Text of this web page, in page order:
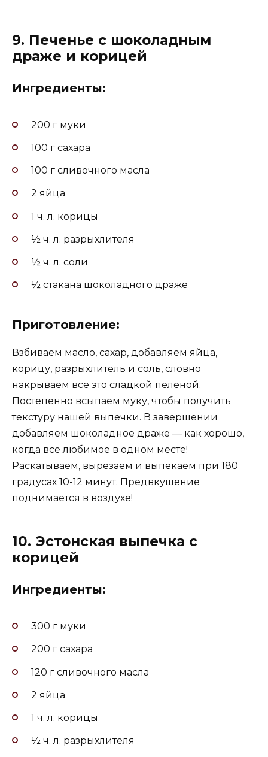
9. Печенье с шоколадным
драже и корицей
Ингредиенты:
200 г муки
100 г сахара
100 г сливочного масла
2 яйца
1 ч. л. корицы
½ ч. л. разрыхлителя
½ ч. л. соли
½ стакана шоколадного драже
Приготовление:
Взбиваем масло, сахар, добавляем яйца,
корицу, разрыхлитель и соль, словно
накрываем все это сладкой пеленой.
Постепенно всыпаем муку, чтобы получить
текстуру нашей выпечки. В завершении
добавляем шоколадное драже — как хорошо,
когда все любимое в одном месте!
Раскатываем, вырезаем и выпекаем при 180
градусах 10-12 минут. Предвкушение
поднимается в воздухе!
10. Эстонская выпечка с
корицей
Ингредиенты:
300 г муки
200 г сахара
120 г сливочного масла
2 яйца
1 ч. л. корицы
½ ч. л. разрыхлителя